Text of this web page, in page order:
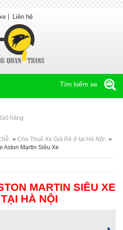
Liên hệ
Tìm kiếm xe
Giỏ hàng
» Cho Thuê Xe Giá Rẻ ở tại Hà Nội
»
Aston Martin Siêu Xe
MARTIN SIÊU XE
HÀ NỘI